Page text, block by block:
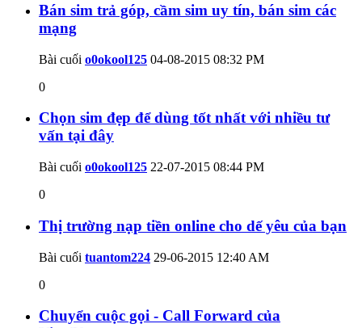
Bán sim trả góp, cầm sim uy tín, bán sim các
mạng
Bài cuối o0okool125 04-08-2015 08:32 PM
0
Chọn sim đẹp để dùng tốt nhất với nhiều tư
vấn tại đây
Bài cuối o0okool125 22-07-2015 08:44 PM
0
Thị trường nạp tiền online cho dế yêu của bạn
Bài cuối tuantom224 29-06-2015 12:40 AM
0
Chuyển cuộc gọi - Call Forward của